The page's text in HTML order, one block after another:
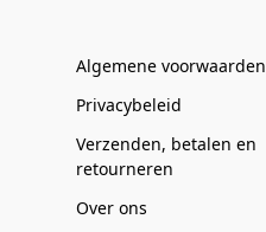
Algemene voorwaarden
Privacybeleid
Verzenden, betalen en
retourneren
Over ons